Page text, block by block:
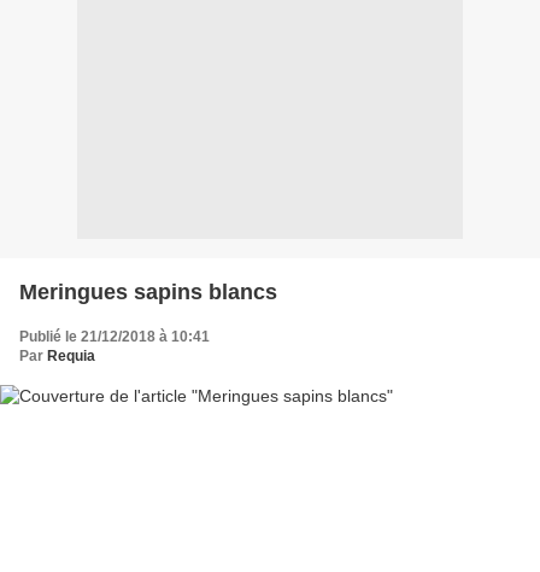
Meringues sapins blancs
Publié le 21/12/2018 à 10:41
Par Requia